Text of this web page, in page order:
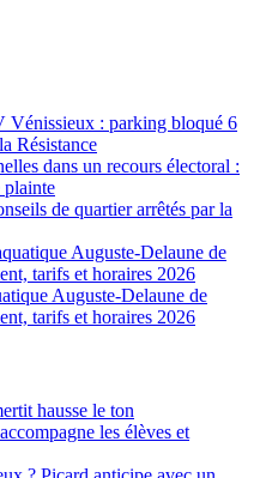
: parking bloqué 6
Résistance
dans un recours électoral :
plainte
de quartier arrêtés par la
Auguste-Delaune de
tarifs et horaires 2026
Auguste-Delaune de
tarifs et horaires 2026
hausse le ton
les élèves et